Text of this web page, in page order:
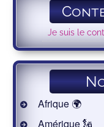
Je suis le
Afrique 🌍
Amérique 🗽